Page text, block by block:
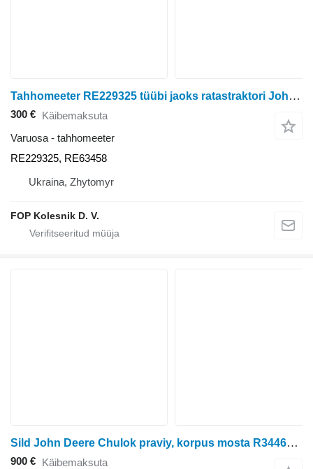
Tahhomeeter RE229325 tüübi jaoks ratastraktori John Deere 8100, 8200, 8300, 8400, 8110, 8210, 8310, 8410, 8120, 8220, 8320, 8420, 8520
300 € Käibemaksuta
Varuosa - tahhomeeter
RE229325, RE63458
Ukraina, Zhytomyr
FOP Kolesnik D. V.
Sild John Deere Chulok praviy, korpus mosta R344654 tüübi jaoks ratastraktori John Deere 8100, 8200, 8300, 8400, 8110, 8210, 8310, 8410, 8120, 8220, 8320, 8420, 8520, 8130, 8230, 8330, 8430
900 € Käibemaksuta